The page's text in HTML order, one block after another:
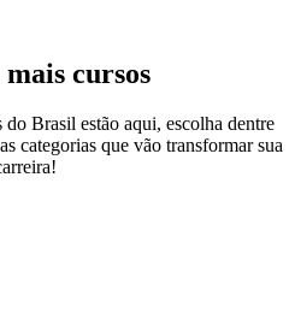
cursos
Brasil estão aqui, escolha dentre
categorias que vão transformar sua